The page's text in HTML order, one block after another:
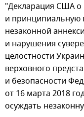
"Декларация США о
и
незаконной
и нарушения
целостности
верховного
и безопасности
от 16 марта 2018
осуждать